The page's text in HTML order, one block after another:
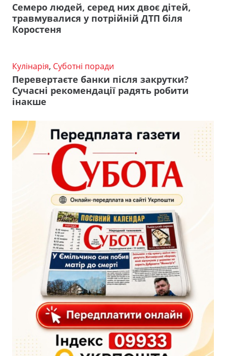
Семеро людей, серед них двоє дітей,
травмувалися у потрійній ДТП біля
Коростеня
Кулінарія, Суботні поради
Перевертаєте банки після закрутки?
Сучасні рекомендації радять робити
інакше